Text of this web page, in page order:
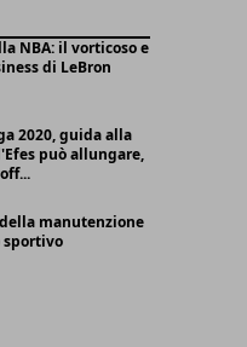
NBA: il vorticoso e
di LeBron
2020, guida alla
può allungare,
manutenzione
sportivo